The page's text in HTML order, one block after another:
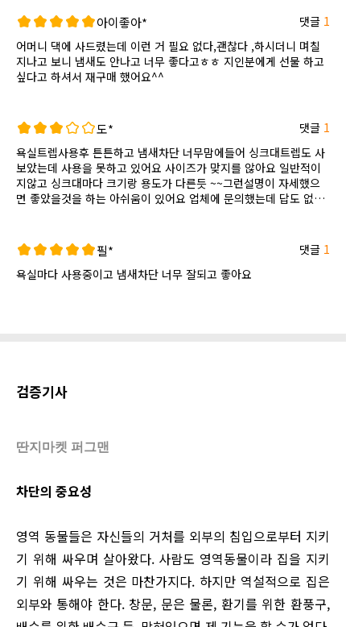
아이좋아* 댓글 1
어머니 댁에 사드렸는데 이런 거 필요 없다,괜찮다 ,하시더니 며칠
지나고 보니 냄새도 안나고 너무 좋다고ㅎㅎ 지인분에게 선물 하고
싶다고 하셔서 재구매 했어요^^
도* 댓글 1
욕실트렙사용후 튼튼하고 냄새차단 너무맘에들어 싱크대트렙도 사
보았는데 사용을 못하고 있어요 사이즈가 맞지를 않아요 일반적이
지않고 싱크대마다 크기랑 용도가 다른듯 ~~그런설명이 자세했으
면 좋았을것을 하는 아쉬움이 있어요 업체에 문의했는데 답도 없
필* 댓글 1
욕실마다 사용중이고 냄새차단 너무 잘되고 좋아요
검증기사
딴지마켓 퍼그맨
차단의 중요성
영역 동물들은 자신들의 거처를 외부의 침입으로부터 지키
기 위해 싸우며 살아왔다. 사람도 영역동물이라 집을 지키
기 위해 싸우는 것은 마찬가지다. 하지만 역설적으로 집은
외부와 통해야 한다. 창문, 문은 물론, 환기를 위한 환풍구,